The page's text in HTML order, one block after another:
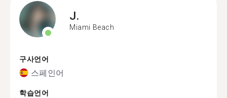
J.
Miami Beach
구사언어
스페인어
학습언어